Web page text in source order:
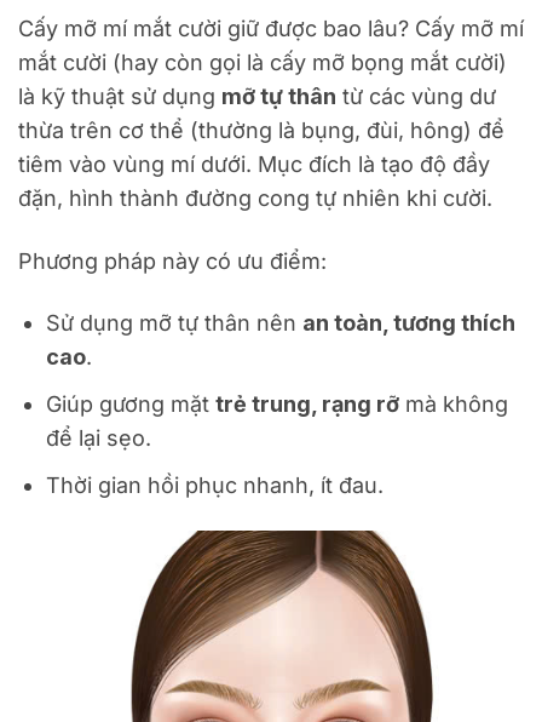
Cấy mỡ mí mắt cười giữ được bao lâu? Cấy mỡ mí
mắt cười (hay còn gọi là cấy mỡ bọng mắt cười)
là kỹ thuật sử dụng mỡ tự thân từ các vùng dư
thừa trên cơ thể (thường là bụng, đùi, hông) để
tiêm vào vùng mí dưới. Mục đích là tạo độ đầy
đặn, hình thành đường cong tự nhiên khi cười.
Phương pháp này có ưu điểm:
Sử dụng mỡ tự thân nên an toàn, tương thích
cao.
Giúp gương mặttrẻ trung, rạng rỡ mà không
để lại sẹo.
Thời gian hồi phục nhanh, ít đau.